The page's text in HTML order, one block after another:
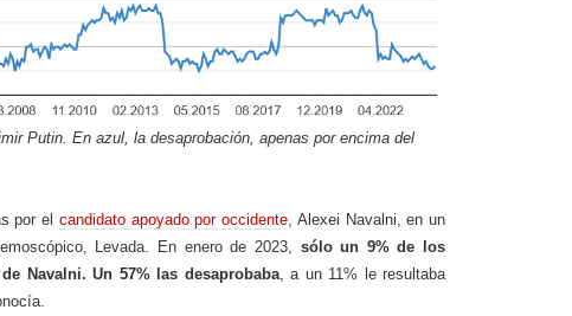
Putin. En azul, la desaprobación, apenas por encima del
por el candidato apoyado por occidente , Alexei Navalni, en un
Levada. En enero de 2023, sólo un 9% de los
Navalni. Un 57% las desaprobaba, a un 11% le resultaba